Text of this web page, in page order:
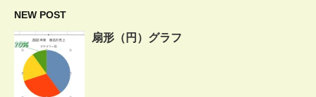
NEW POST
扇形（円）グラフ